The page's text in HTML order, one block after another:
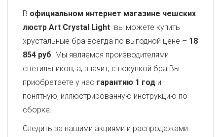
В официальном интернет магазине чешских
люстр Art Crystal Light вы можете купить
хрустальные бра всегда по выгодной цене – 18
854 руб. Мы являемся производителями
светильников, а, значит, с покупкой бра Вы
приобретаете у нас гарантию 1 год и
понятную, иллюстрированную инструкцию по
сборке.
Следить за нашими акциями и распродажами